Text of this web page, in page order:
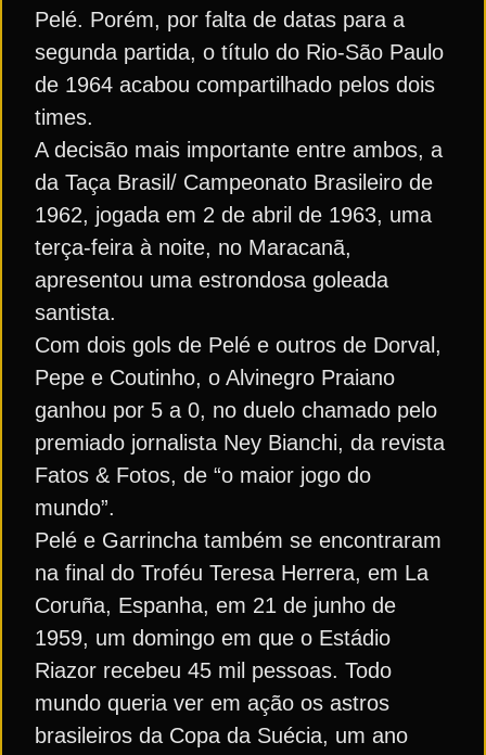
Pelé. Porém, por falta de datas para a
segunda partida, o título do Rio-São Paulo
de 1964 acabou compartilhado pelos dois
times.
A decisão mais importante entre ambos, a
da Taça Brasil/ Campeonato Brasileiro de
1962, jogada em 2 de abril de 1963, uma
terça-feira à noite, no Maracanã,
apresentou uma estrondosa goleada
santista.
Com dois gols de Pelé e outros de Dorval,
Pepe e Coutinho, o Alvinegro Praiano
ganhou por 5 a 0, no duelo chamado pelo
premiado jornalista Ney Bianchi, da revista
Fatos & Fotos, de “o maior jogo do
mundo”.
Pelé e Garrincha também se encontraram
na final do Troféu Teresa Herrera, em La
Coruña, Espanha, em 21 de junho de
1959, um domingo em que o Estádio
Riazor recebeu 45 mil pessoas. Todo
mundo queria ver em ação os astros
brasileiros da Copa da Suécia, um ano